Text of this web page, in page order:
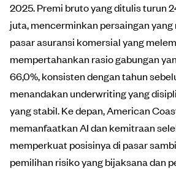
2025. Premi bruto yang ditulis turun
juta, mencerminkan persaingan
pasar asuransi komersial yang
mempertahankan rasio gabungan
66,0%, konsisten dengan tahun
menandakan underwriting yang
yang stabil. Ke depan, American
memanfaatkan AI dan kemitraan
memperkuat posisinya di pasar
pemilihan risiko yang bijaksana dan